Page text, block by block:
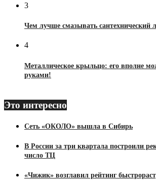
3
Чем лучше смазывать сантехнический
4
Металлическое крыльцо: его вполне
руками!
Это интересно
Сеть «ОКОЛО» вышла в Сибирь
В России за три квартала построили
число ТЦ
«Чижик» возглавил рейтинг